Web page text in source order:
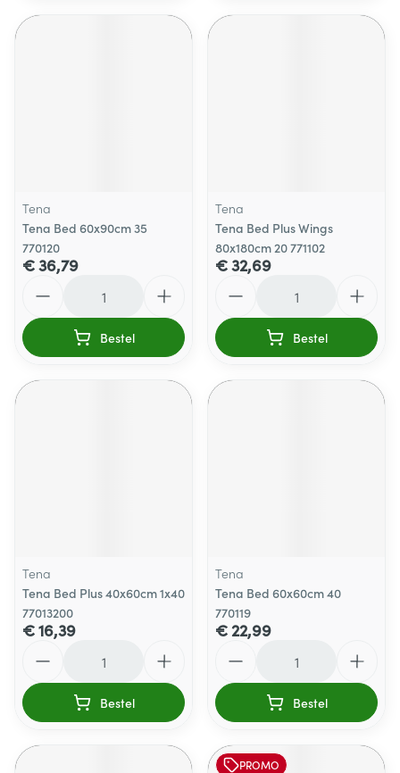
Tena
Tena Bed 60x90cm 35
770120
€ 36,79
Bestel
Tena
Tena Bed Plus Wings
80x180cm 20 771102
€ 32,69
Bestel
Tena
Tena Bed Plus 40x60cm 1x40
77013200
€ 16,39
Bestel
Tena
Tena Bed 60x60cm 40
770119
€ 22,99
Bestel
PROMO